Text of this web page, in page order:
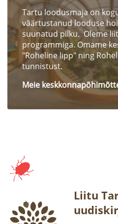
Tartu loodusmaja on
väärtustanud looduse
suunatud pilku. Oleme
programmiga. Omame
"Roheline lipp" ning
tunnistust.
Meie
Liitu